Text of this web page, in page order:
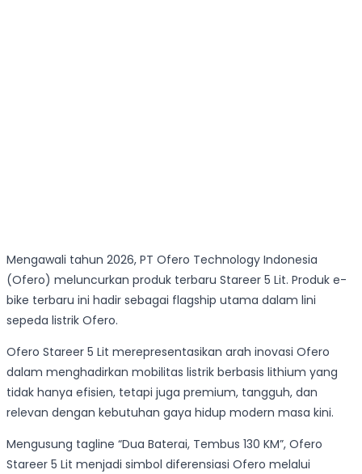
Mengawali tahun 2026, PT Ofero Technology Indonesia
(Ofero) meluncurkan produk terbaru Stareer 5 Lit. Produk e-
bike terbaru ini hadir sebagai flagship utama dalam lini
sepeda listrik Ofero.
Ofero Stareer 5 Lit merepresentasikan arah inovasi Ofero
dalam menghadirkan mobilitas listrik berbasis lithium yang
tidak hanya efisien, tetapi juga premium, tangguh, dan
relevan dengan kebutuhan gaya hidup modern masa kini.
Mengusung tagline “Dua Baterai, Tembus 130 KM”, Ofero
Stareer 5 Lit menjadi simbol diferensiasi Ofero melalui